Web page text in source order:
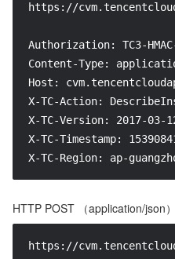
https://
Authorization: TC3-
Content-Type:
Host:
X-TC-Action:
X-TC-Version: 2017-03-
X-TC-Timestamp:
X-TC-Region: ap-
HTTP POST （application/json
https://